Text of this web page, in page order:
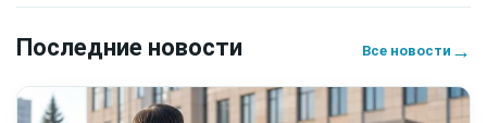
Последние новости Все новости →